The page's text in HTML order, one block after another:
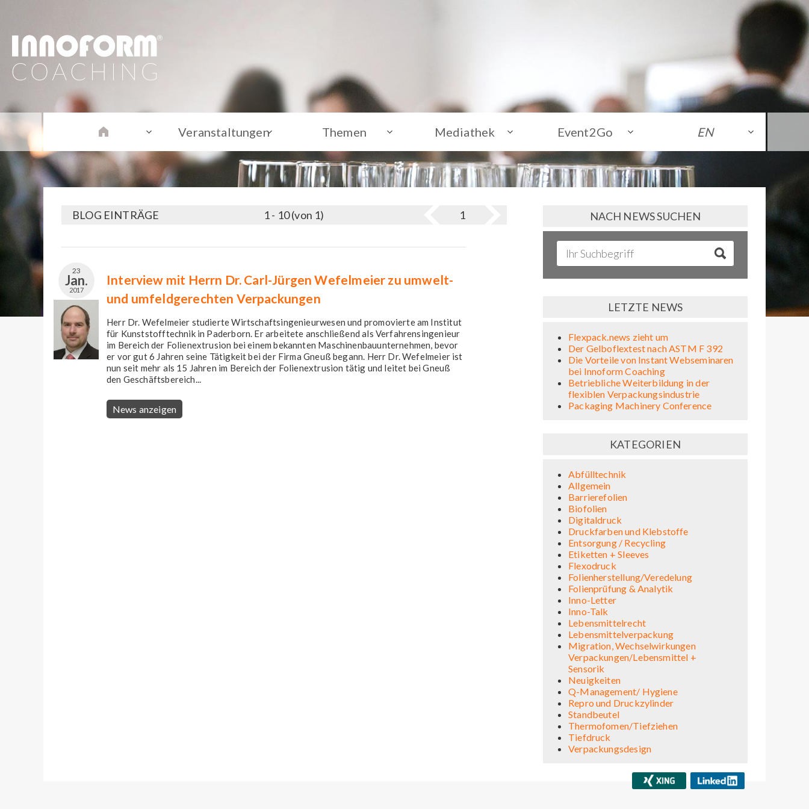
Veranstaltungen Themen Mediathek Event2Go EN
BLOG EINTRÄGE 1 - 10 (von 1) 1
23
Jan.
2017
Interview mit Herrn Dr. Carl-Jürgen Wefelmeier zu umwelt-
und umfeldgerechten Verpackungen
Herr Dr. Wefelmeier studierte Wirtschaftsingenieurwesen und promovierte am Institut
für Kunststofftechnik in Paderborn. Er arbeitete anschließend als Verfahrensingenieur
im Bereich der Folienextrusion bei einem bekannten Maschinenbauunternehmen, bevor
er vor gut 6 Jahren seine Tätigkeit bei der Firma Gneuß begann. Herr Dr. Wefelmeier ist
nun seit mehr als 15 Jahren im Bereich der Folienextrusion tätig und leitet bei Gneuß
den Geschäftsbereich...
News anzeigen
NACH NEWS SUCHEN
LETZTE NEWS
Flexpack.news zieht um
Der Gelboflextest nach ASTM F 392
Die Vorteile von Instant Webseminaren
bei Innoform Coaching
Betriebliche Weiterbildung in der
flexiblen Verpackungsindustrie
Packaging Machinery Conference
KATEGORIEN
Abfülltechnik
Allgemein
Barrierefolien
Biofolien
Digitaldruck
Druckfarben und Klebstoffe
Entsorgung / Recycling
Etiketten + Sleeves
Flexodruck
Folienherstellung/Veredelung
Folienprüfung & Analytik
Inno-Letter
Inno-Talk
Lebensmittelrecht
Lebensmittelverpackung
Migration, Wechselwirkungen
Verpackungen/Lebensmittel +
Sensorik
Neuigkeiten
Q-Management/ Hygiene
Repro und Druckzylinder
Standbeutel
Thermofomen/Tiefziehen
Tiefdruck
Verpackungsdesign